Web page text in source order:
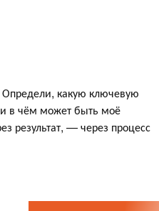
Определи, какую ключевую
в чём может быть моё
результат, — через процесс